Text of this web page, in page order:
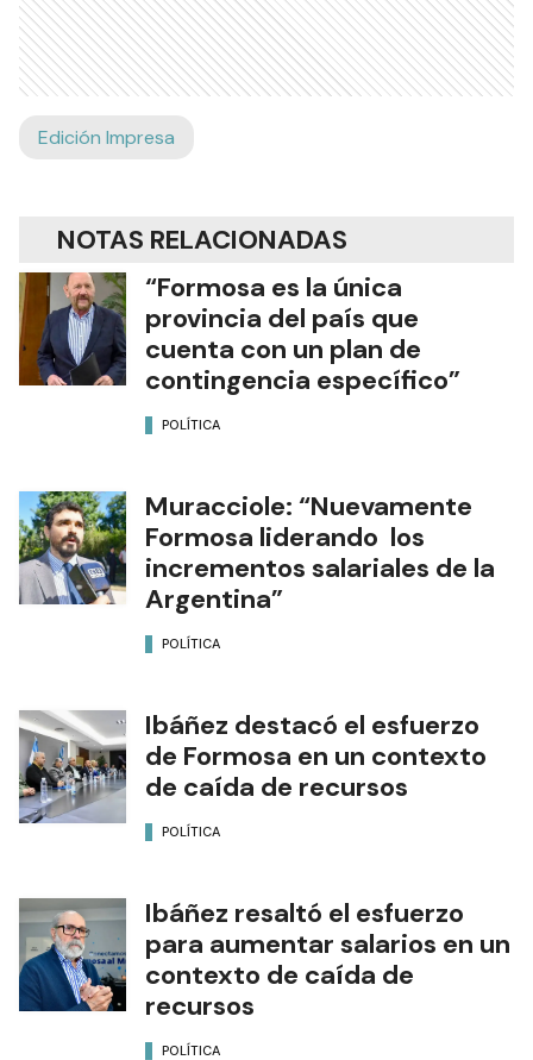
Edición Impresa
NOTAS RELACIONADAS
“Formosa es la única
provincia del país que
cuenta con un plan de
contingencia específico”
POLÍTICA
Muracciole: “Nuevamente
Formosa liderando los
incrementos salariales de la
Argentina”
POLÍTICA
Ibáñez destacó el esfuerzo
de Formosa en un contexto
de caída de recursos
POLÍTICA
Ibáñez resaltó el esfuerzo
para aumentar salarios en un
contexto de caída de
recursos
POLÍTICA